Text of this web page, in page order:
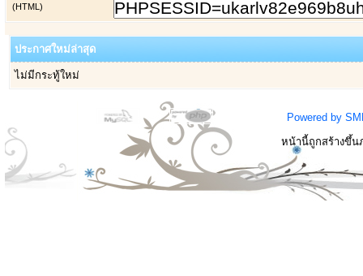
(HTML)
ประกาศใหม่ล่าสุด
ไม่มีกระทู้ใหม่
Powered by
หน้านี้ถูกสร้างขึ้น